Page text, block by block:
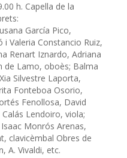
h. Capella de la
García Pico,
Valeria Constancio Ruiz,
Renart Iznardo, Adriana
de Lamo, oboès; Balma
Silvestre Laporta,
Fonteboa Osorio,
Fenollosa, David
Lendoiro, viola;
Monrós Arenas,
clavicèmbal Obres de
A. Vivaldi, etc.